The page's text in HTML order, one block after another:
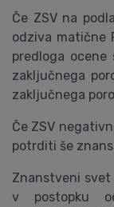
Če ZSV na
odziva matične
predloga ocene
zaključnega
zaključnega
Če ZSV
potrditi še
Znanstveni svet
v postopku